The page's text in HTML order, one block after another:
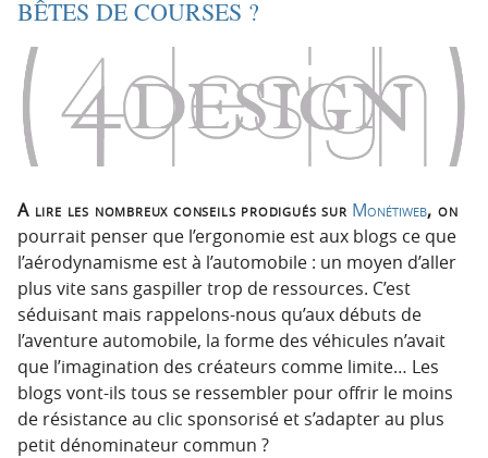
i
n
r
c
i
p
a
l
e
c
n
e
n
BÊTES DE COURSES ?
A lire les nombreux conseils prodigués sur Monétiweb, on
pourrait penser que l’ergonomie est aux blogs ce que
l’aérodynamisme est à l’automobile : un moyen d’aller
plus vite sans gaspiller trop de ressources. C’est
séduisant mais rappelons-nous qu’aux débuts de
l’aventure automobile, la forme des véhicules n’avait
que l’imagination des créateurs comme limite… Les
blogs vont-ils tous se ressembler pour offrir le moins
de résistance au clic sponsorisé et s’adapter au plus
petit dénominateur commun ?